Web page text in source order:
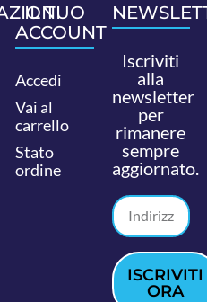
IL TUO
ACCOUNT
Accedi
Vai al
carrello
Stato
ordine
Iscriviti
alla
newsletter
per
rimanere
sempre
aggiornato.
ISCRIVITI
ORA